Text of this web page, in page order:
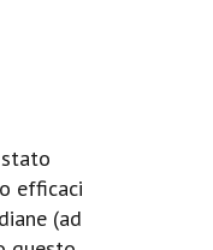
efficaci
(ad